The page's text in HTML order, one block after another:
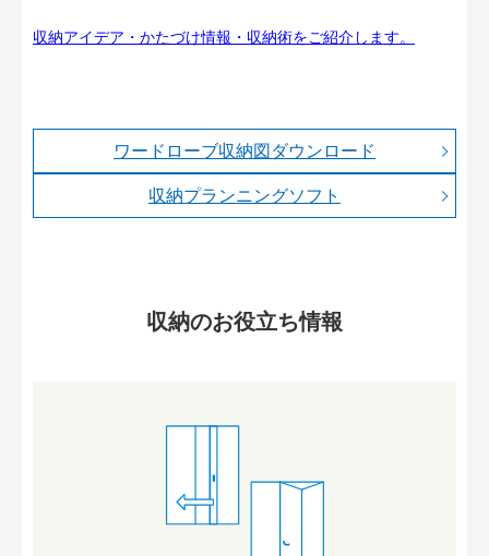
収納アイデア・かたづけ情報・収納術をご紹介します。
ワードローブ収納図ダウンロード
収納プランニングソフト
収納のお役立ち情報